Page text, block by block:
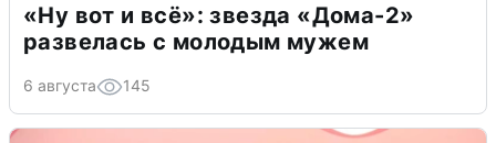
«Ну вот и всё»: звезда «Дома-2»
развелась с молодым мужем
6 августа 145